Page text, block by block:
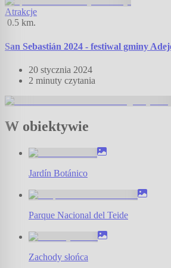
Atrakcje
0.5 km.
San Sebastián 2024 - festiwal gminy
20 stycznia 2024
2 minuty czytania
W obiektywie
Jardín Botánico
Parque Nacional del Teide
Zachody słońca